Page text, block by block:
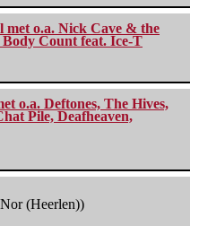
met o.a. Nick Cave & the
Body Count feat. Ice-T
o.a. Deftones, The Hives,
Pile, Deafheaven,
(Heerlen))